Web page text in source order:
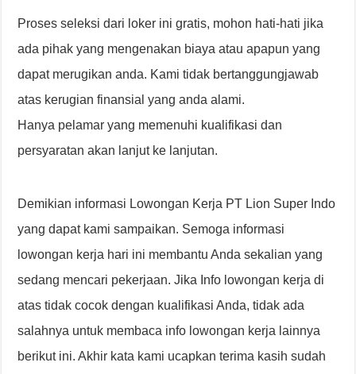
Proses seleksi dari loker ini gratis, mohon hati-hati jika
ada pihak yang mengenakan biaya atau apapun yang
dapat merugikan anda. Kami tidak bertanggungjawab
atas kerugian finansial yang anda alami.
Hanya pelamar yang memenuhi kualifikasi dan
persyaratan akan lanjut ke lanjutan.
Demikian informasi Lowongan Kerja PT Lion Super Indo
yang dapat kami sampaikan. Semoga informasi
lowongan kerja hari ini membantu Anda sekalian yang
sedang mencari pekerjaan. Jika Info lowongan kerja di
atas tidak cocok dengan kualifikasi Anda, tidak ada
salahnya untuk membaca info lowongan kerja lainnya
berikut ini. Akhir kata kami ucapkan terima kasih sudah